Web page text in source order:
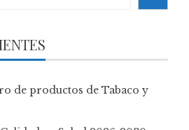
de productos de Tabaco y